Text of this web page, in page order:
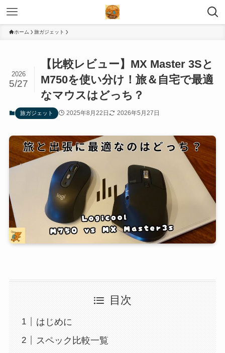
ホーム 旅ガジェット
【比較レビュー】MX Master 3Sと
M750を使い分け！旅＆自宅で最適
なマウスはどっち？
2026
5/27
旅ガジェット 2025年8月22日 2026年5月27日
目次
はじめに
スペック比較一覧